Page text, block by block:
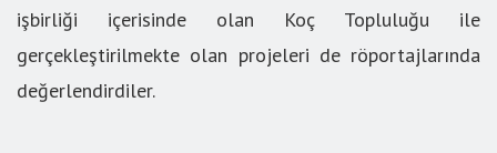
işbirliği içerisinde olan Koç Topluluğu ile
gerçekleştirilmekte olan projeleri de röportajlarında
değerlendirdiler.